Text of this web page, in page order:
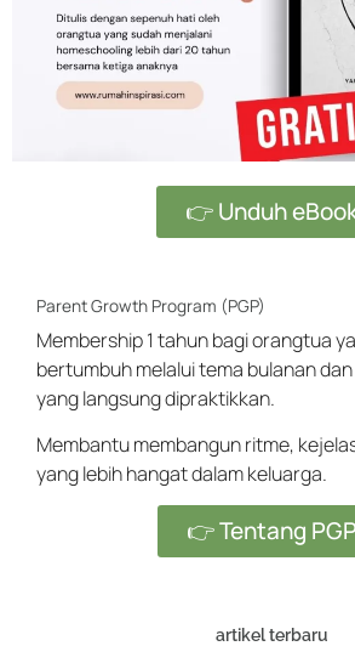
👉 Unduh
Parent Growth Program (PGP)
Membership 1 tahun bagi orangtua
bertumbuh melalui tema bulanan
yang langsung dipraktikkan.
Membantu membangun ritme,
yang lebih hangat dalam keluarga.
👉 Tentang PGP
artikel terbaru